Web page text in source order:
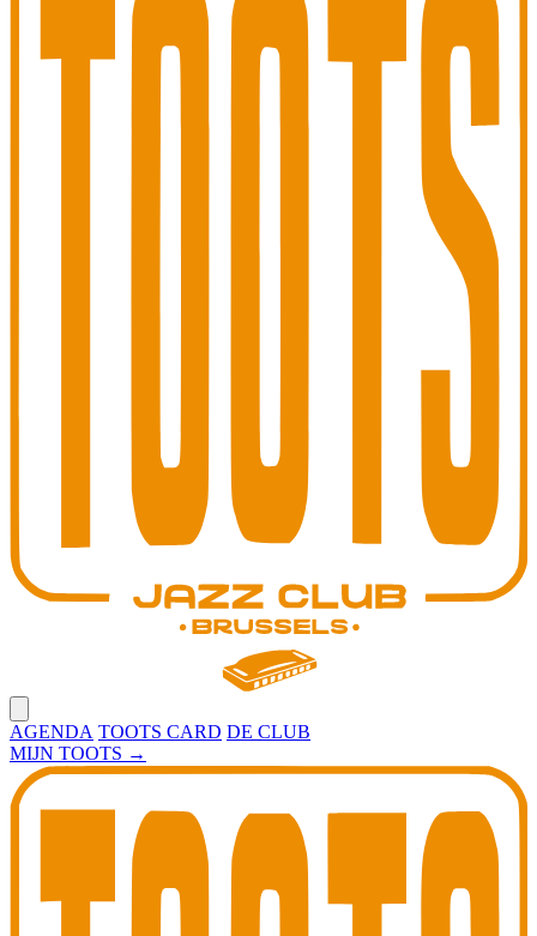
AGENDA TOOTS CARD DE CLUB
MIJN TOOTS →
Toots Jazz Club